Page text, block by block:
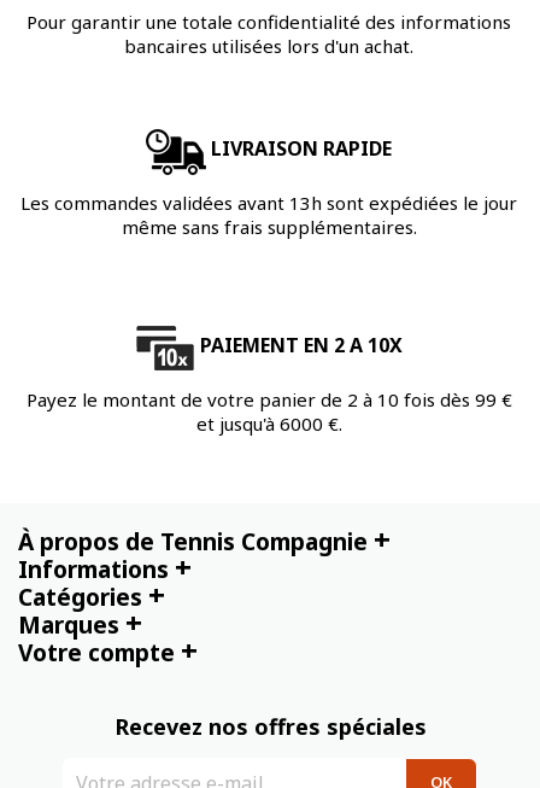
Pour garantir une totale confidentialité des informations
bancaires utilisées lors d'un achat.
LIVRAISON RAPIDE
Les commandes validées avant 13h sont expédiées le jour
même sans frais supplémentaires.
PAIEMENT EN 2 A 10X
Payez le montant de votre panier de 2 à 10 fois dès 99 €
et jusqu'à 6000 €.
À propos de Tennis Compagnie +
Informations +
Catégories +
Marques +
Votre compte +
Recevez nos offres spéciales